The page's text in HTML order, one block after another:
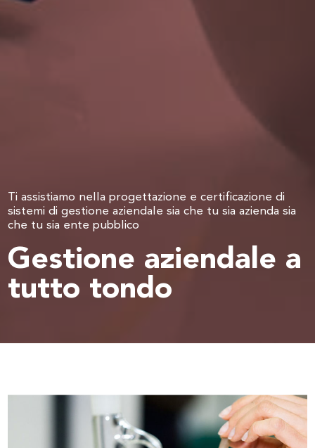
Ti assistiamo nella progettazione e certificazione di
sistemi di gestione aziendale sia che tu sia azienda sia
che tu sia ente pubblico
Gestione aziendale a
tutto tondo